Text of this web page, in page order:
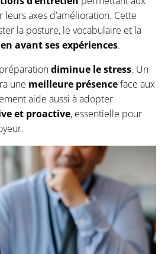
leurs axes d’amélioration. Cette
la posture, le vocabulaire et la
avant ses expériences.
diminue le stress. Un
une meilleure présenceface aux
aide aussi à adopter
et proactive, essentielle pour